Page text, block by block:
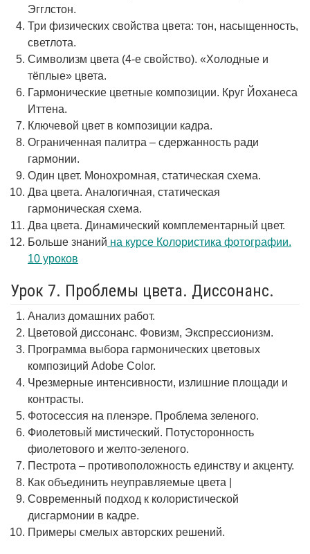
Эгглстон.
Три физических свойства цвета: тон, насыщенность,
светлота.
Символизм цвета (4-е свойство). «Холодные и
тёплые» цвета.
Гармонические цветные композиции. Круг Йоханеса
Иттена.
Ключевой цвет в композиции кадра.
Ограниченная палитра – сдержанность ради
гармонии.
Один цвет. Монохромная, статическая схема.
Два цвета. Аналогичная, статическая
гармоническая схема.
Два цвета. Динамический комплементарный цвет.
Больше знаний на курсе Колористика фотографии.
10 уроков
Урок 7. Проблемы цвета. Диссонанс.
Анализ домашних работ.
Цветовой диссонанс. Фовизм, Экспрессионизм.
Программа выбора гармонических цветовых
композиций Adobe Color.
Чрезмерные интенсивности, излишние площади и
контрасты.
Фотосессия на пленэре. Проблема зеленого.
Фиолетовый мистический. Потусторонность
фиолетового и желто-зеленого.
Пестрота – противоположность единству и акценту.
Как объединить неуправляемые цвета |
Современный подход к колористической
дисгармонии в кадре.
Примеры смелых авторских решений.